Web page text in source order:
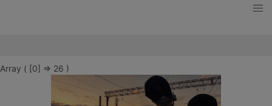
Array ( [0] => 26 )